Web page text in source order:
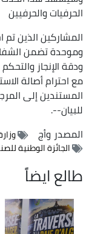
الحرفيات والحرفيين
المشاركين الذين تم
وموحدة تضمن
ودقة الإنجاز
مع احترام أصالة
المستندين إلى
للبيان--.
المصدروأج
وزارة
الجائزة الوطنية للصناعة
طالع ايضاً